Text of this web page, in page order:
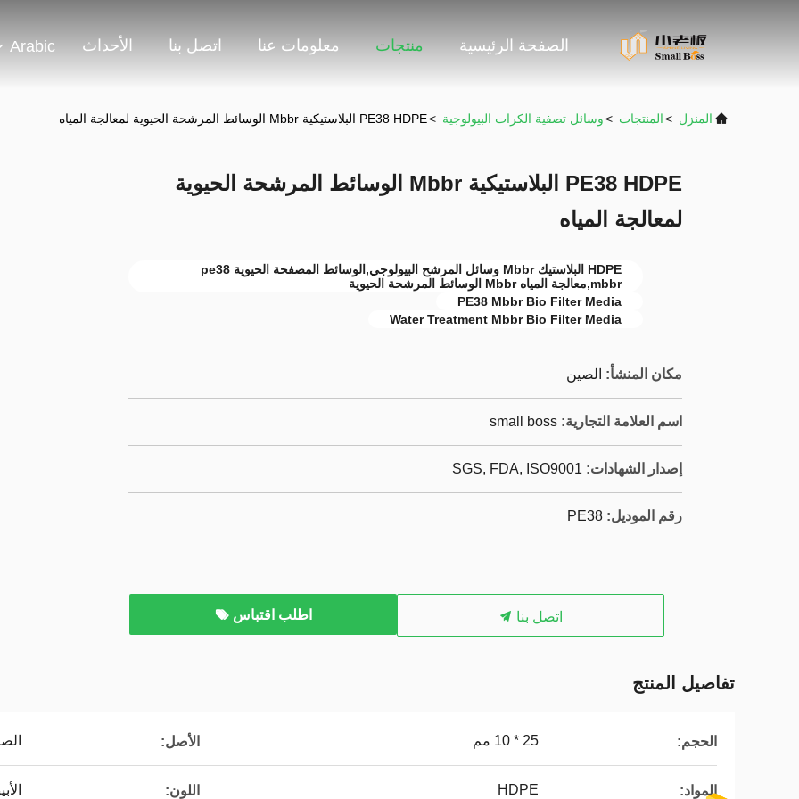
الصفحة الرئيسية منتجات معلومات عنا اتصل بنا الأحداث Arabic
المنزل >المنتجات >وسائل تصفية الكرات البيولوجية >PE38 HDPE البلاستيكية Mbbr الوسائط المرشحة الحيوية لمعالجة المياه
PE38 HDPE البلاستيكية Mbbr الوسائط المرشحة الحيوية
لمعالجة المياه
HDPE البلاستيك Mbbr وسائل المرشح البيولوجي,الوسائط المصفحة الحيوية pe38
mbbr,معالجة المياه Mbbr الوسائط المرشحة الحيوية
PE38 Mbbr Bio Filter Media
Water Treatment Mbbr Bio Filter Media
مكان المنشأ: الصين
اسم العلامة التجارية: small boss
إصدار الشهادات: SGS, FDA, ISO9001
رقم الموديل: PE38
اتصل بنا اطلب اقتباس
تفاصيل المنتج
الحجم: 25 * 10 مم الأصل:
المواد: HDPE اللون: